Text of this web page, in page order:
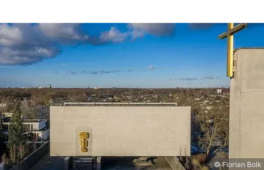
© Florian Bolk